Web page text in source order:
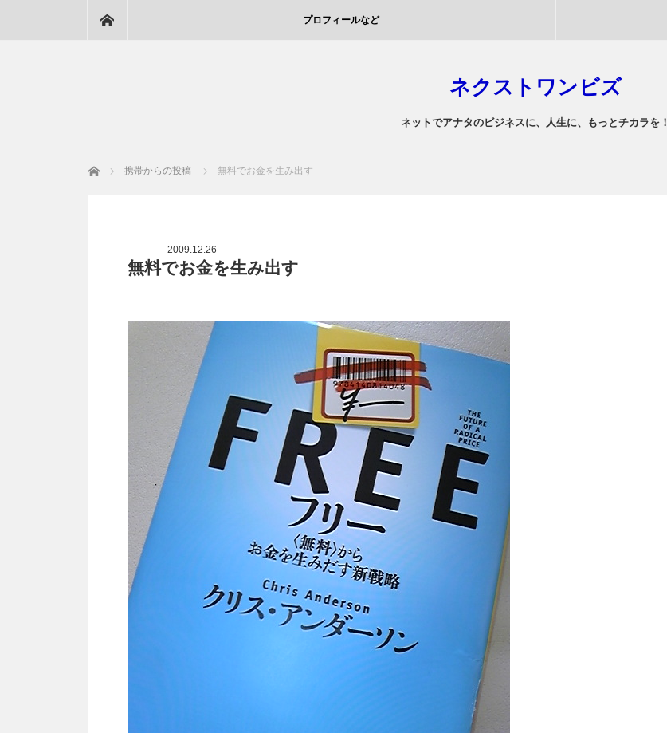
プロフィールなど
ネクストワンビズ
ネットでアナタのビジネスに、人生に、もっとチカラを！
ホーム 携帯からの投稿 無料でお金を生み出す
2009.12.26
無料でお金を生み出す